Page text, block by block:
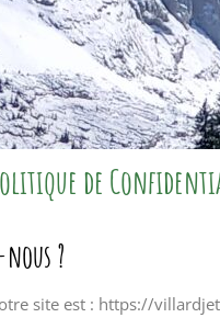
de
?
site est : https://